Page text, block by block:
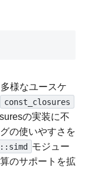
様なユースケ
const_closures
の実装に不
の使いやすさを
モジュー
のサポートを拡